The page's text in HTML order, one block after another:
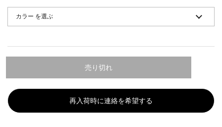
売り切れ
再入荷時に連絡を希望する